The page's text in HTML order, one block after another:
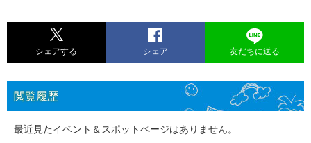
シェアする シェア 友だちに送る
閲覧履歴
最近見たイベント＆スポットページはありません。